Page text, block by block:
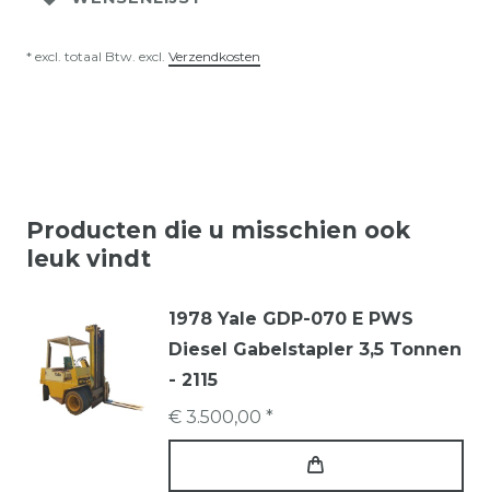
* excl. totaal Btw. excl. Verzendkosten
Producten die u misschien ook
leuk vindt
1978 Yale GDP-070 E PWS
Diesel Gabelstapler 3,5 Tonnen
- 2115
€ 3.500,00 *